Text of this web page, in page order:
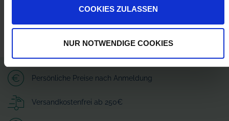
COOKIES ZULASSEN
NUR NOTWENDIGE COOKIES
Persönliche Preise nach Anmeldung
Versandkostenfrei ab 250€